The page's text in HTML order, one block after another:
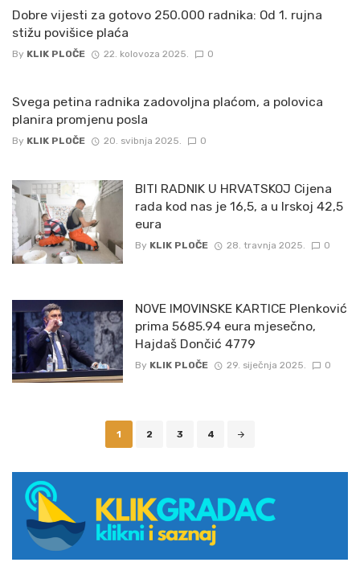
Dobre vijesti za gotovo 250.000 radnika: Od 1. rujna
stižu povišice plaća
By KLIK PLOČE 22. kolovoza 2025. 0
Svega petina radnika zadovoljna plaćom, a polovica
planira promjenu posla
By KLIK PLOČE 20. svibnja 2025. 0
BITI RADNIK U HRVATSKOJ Cijena
rada kod nas je 16,5, a u Irskoj 42,5
eura
By KLIK PLOČE 28. travnja 2025. 0
NOVE IMOVINSKE KARTICE Plenković
prima 5685.94 eura mjesečno,
Hajdaš Dončić 4779
By KLIK PLOČE 29. siječnja 2025. 0
1 2 3 4